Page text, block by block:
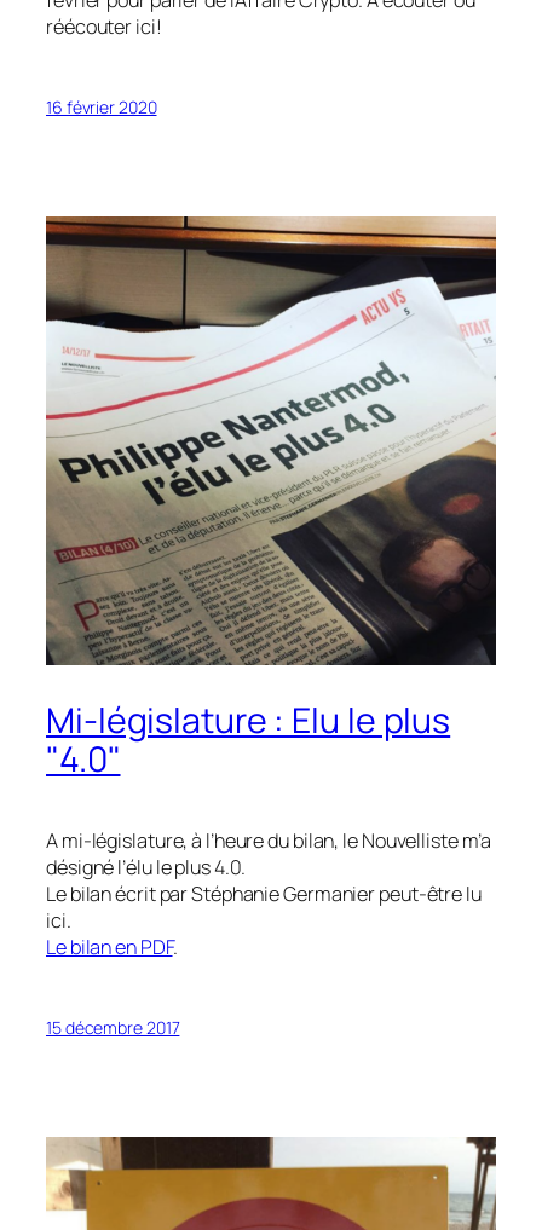
réécouter ici!
16 février 2020
Mi-législature : Elu le plus
"4.0"
A mi-législature, à l’heure du bilan, le Nouvelliste m’a
désigné l’élu le plus 4.0.
Le bilan écrit par Stéphanie Germanier peut-être lu
ici.
Le bilan en PDF.
15 décembre 2017